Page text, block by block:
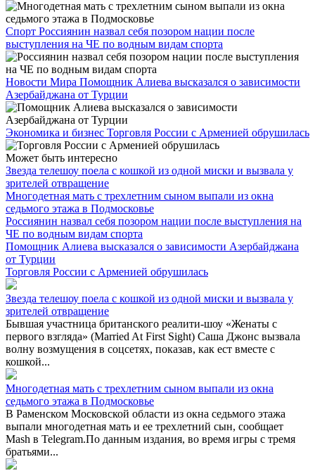
Спорт Россиянин назвал себя позором нации после
выступления на ЧЕ по водным видам спорта
Новости Мира Помощник Алиева высказался о зависимости
Азербайджана от Турции
Экономика и бизнес Торговля России с Арменией обрушилась
Может быть интересно
Звезда телешоу поела с кошкой из одной миски и вызвала у
зрителей отвращение
Многодетная мать с трехлетним сыном выпали из окна
седьмого этажа в Подмосковье
Россиянин назвал себя позором нации после выступления на
ЧЕ по водным видам спорта
Помощник Алиева высказался о зависимости Азербайджана
от Турции
Торговля России с Арменией обрушилась
Звезда телешоу поела с кошкой из одной миски и вызвала у
зрителей отвращение
Бывшая участница британского реалити-шоу «Женаты с
первого взгляда» (Married At First Sight) Саша Джонс вызвала
волну возмущения в соцсетях, показав, как ест вместе с
кошкой...
Многодетная мать с трехлетним сыном выпали из окна
седьмого этажа в Подмосковье
В Раменском Московской области из окна седьмого этажа
выпали многодетная мать и ее трехлетний сын, сообщает
Mash в Telegram.По данным издания, во время игры с тремя
братьями...